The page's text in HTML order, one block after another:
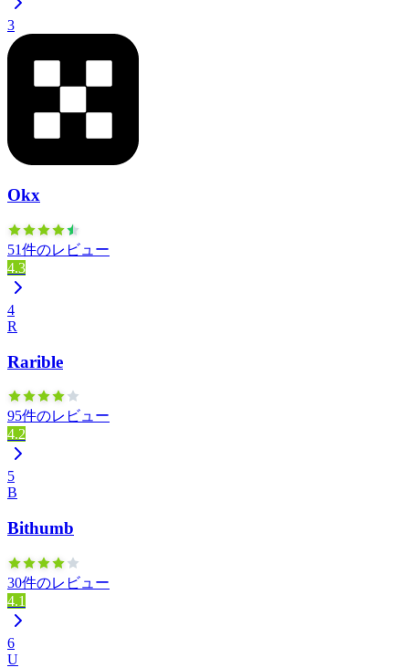
3
Okx
51件のレビュー
4.3
4
R
Rarible
95件のレビュー
4.2
5
B
Bithumb
30件のレビュー
4.1
6
U